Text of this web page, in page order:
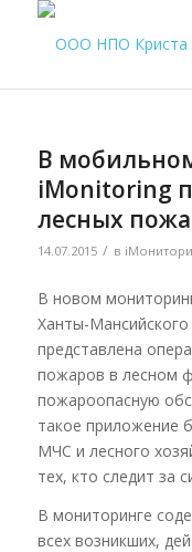
В
iMonitoring
лесных
14.07.2015 / в
В новом
Ханты-
представлена
пожаров в лесном
пожароопасную
такое приложение
МЧС и лесного
тех, кто следит за
В мониторинге
всех возникших,